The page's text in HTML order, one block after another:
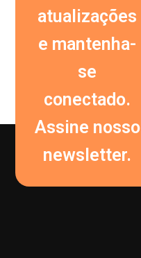
atualizações
e mantenha-
se
conectado.
Assine nosso
newsletter.